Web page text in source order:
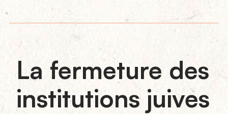
La fermeture des
institutions juives